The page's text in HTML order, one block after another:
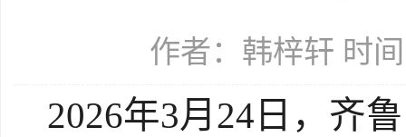
作者：韩梓轩 时
2026年3月24日，齐